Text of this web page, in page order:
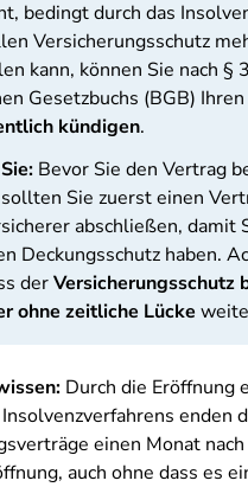
bedingt durch das
Versicherungsschutz
kann, können Sie nach §
Gesetzbuchs (BGB)
kündigen.
Bevor Sie den Vertrag
Sie zuerst einen
abschließen, damit
Deckungsschutz haben.
derVersicherungsschutz
ohne zeitliche Lücke
Durch die Eröffnung
enden
einen Monat
auch ohne dass es